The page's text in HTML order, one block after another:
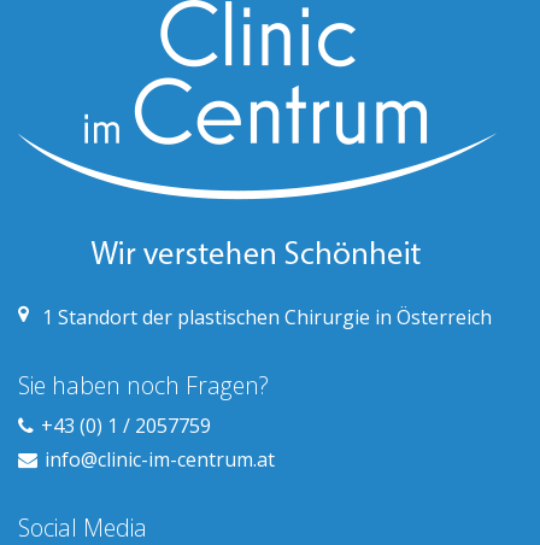
1 Standort der plastischen Chirurgie in Österreich
Sie haben noch Fragen?
+43 (0) 1 / 2057759
info@clinic-im-centrum.at
Social Media